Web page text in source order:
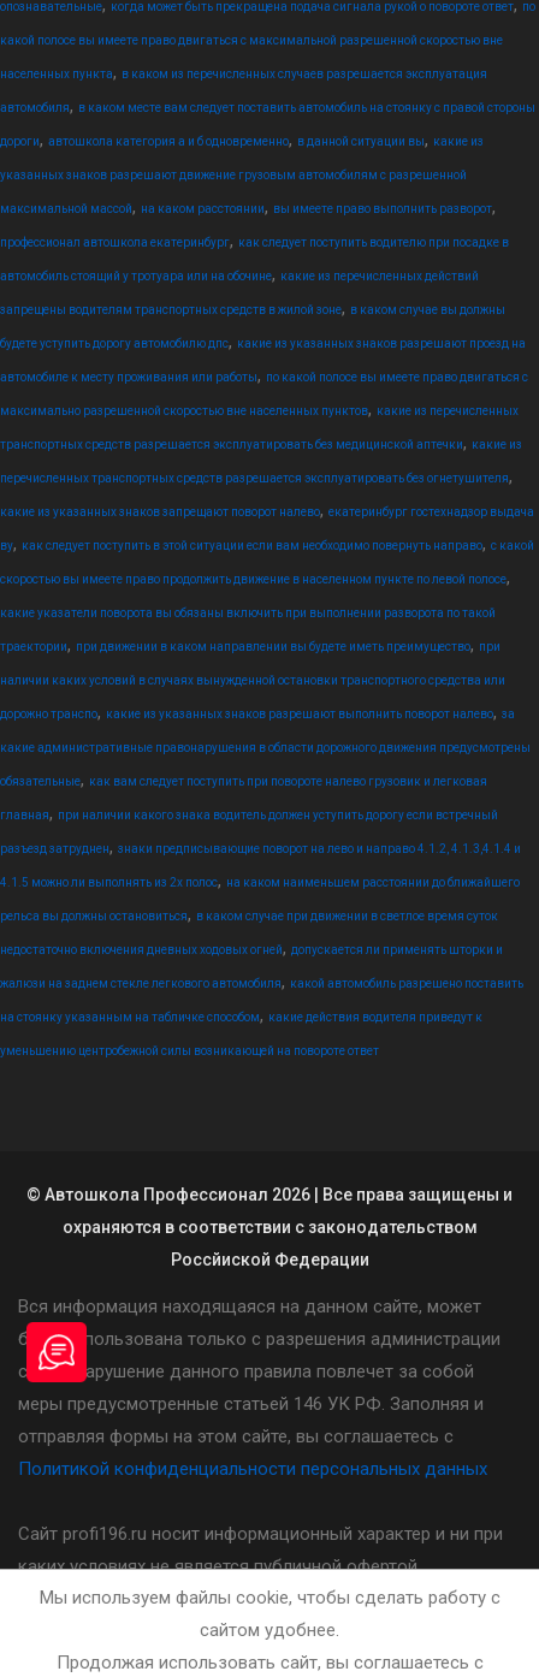
опознавательные, когда может быть прекращена подача сигнала рукой о повороте ответ, по
какой полосе вы имеете право двигаться с максимальной разрешенной скоростью вне
населенных пункта, в каком из перечисленных случаев разрешается эксплуатация
автомобиля, в каком месте вам следует поставить автомобиль на стоянку с правой стороны
дороги, автошкола категория а и б одновременно, в данной ситуации вы, какие из
указанных знаков разрешают движение грузовым автомобилям с разрешенной
максимальной массой, на каком расстоянии, вы имеете право выполнить разворот,
профессионал автошкола екатеринбург, как следует поступить водителю при посадке в
автомобиль стоящий у тротуара или на обочине, какие из перечисленных действий
запрещены водителям транспортных средств в жилой зоне, в каком случае вы должны
будете уступить дорогу автомобилю дпс, какие из указанных знаков разрешают проезд на
автомобиле к месту проживания или работы, по какой полосе вы имеете право двигаться с
максимально разрешенной скоростью вне населенных пунктов, какие из перечисленных
транспортных средств разрешается эксплуатировать без медицинской аптечки, какие из
перечисленных транспортных средств разрешается эксплуатировать без огнетушителя,
какие из указанных знаков запрещают поворот налево, екатеринбург гостехнадзор выдача
ву, как следует поступить в этой ситуации если вам необходимо повернуть направо, с какой
скоростью вы имеете право продолжить движение в населенном пункте по левой полосе,
какие указатели поворота вы обязаны включить при выполнении разворота по такой
траектории, при движении в каком направлении вы будете иметь преимущество, при
наличии каких условий в случаях вынужденной остановки транспортного средства или
дорожно транспо, какие из указанных знаков разрешают выполнить поворот налево, за
какие административные правонарушения в области дорожного движения предусмотрены
обязательные, как вам следует поступить при повороте налево грузовик и легковая
главная, при наличии какого знака водитель должен уступить дорогу если встречный
разъезд затруднен, знаки предписывающие поворот на лево и направо 4.1.2, 4.1.3,4.1.4 и
4.1.5 можно ли выполнять из 2х полос, на каком наименьшем расстоянии до ближайшего
рельса вы должны остановиться, в каком случае при движении в светлое время суток
недостаточно включения дневных ходовых огней, допускается ли применять шторки и
жалюзи на заднем стекле легкового автомобиля, какой автомобиль разрешено поставить
на стоянку указанным на табличке способом, какие действия водителя приведут к
уменьшению центробежной силы возникающей на повороте ответ
© Автошкола Профессионал 2026 | Все права защищены и
охраняются в соответствии с законодательством
Россйиской Федерации
Вся информация находящаяся на данном сайте, может
быть использована только с разрешения администрации
сайта. Нарушение данного правила повлечет за собой
меры предусмотренные статьей 146 УК РФ. Заполняя и
отправляя формы на этом сайте, вы соглашаетесь с
Политикой конфиденциальности персональных данных
Сайт profi196.ru носит информационный характер и ни при
каких условиях не является публичной офертой,
определяемой положениями статьи 437(2) Гражданского
кодекса Российской Федерации. Стоимость, порядок и
другие условия предоставления услуг указанных на сайте
Мы используем файлы cookie, чтобы сделать работу с
сайтом удобнее.
Продолжая использовать сайт, вы соглашаетесь с